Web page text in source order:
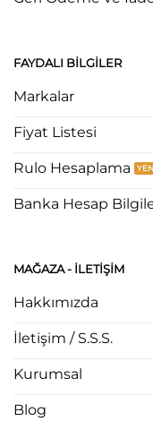
FAYDALI BILGILER
Markalar
Fiyat Listesi
Rulo Hesaplama
Banka Hesap
MAĞAZA - ILETIŞIM
Hakkımızda
İletişim / S.S.S.
Kurumsal
Blog